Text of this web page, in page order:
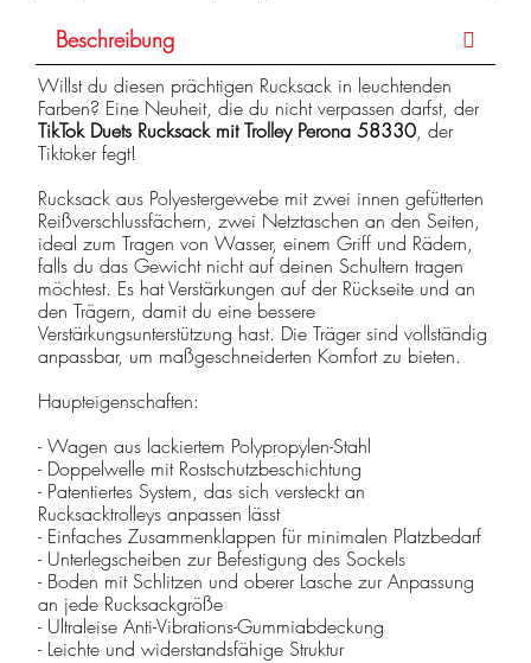
Beschreibung
Willst du diesen prächtigen Rucksack in leuchtenden
Farben? Eine Neuheit, die du nicht verpassen darfst, der
TikTok Duets Rucksack mit Trolley Perona 58330, der
Tiktoker fegt!
Rucksack aus Polyestergewebe mit zwei innen gefütterten
Reißverschlussfächern, zwei Netztaschen an den Seiten,
ideal zum Tragen von Wasser, einem Griff und Rädern,
falls du das Gewicht nicht auf deinen Schultern tragen
möchtest. Es hat Verstärkungen auf der Rückseite und an
den Trägern, damit du eine bessere
Verstärkungsunterstützung hast. Die Träger sind vollständig
anpassbar, um maßgeschneiderten Komfort zu bieten.
Haupteigenschaften:
- Wagen aus lackiertem Polypropylen-Stahl
- Doppelwelle mit Rostschutzbeschichtung
- Patentiertes System, das sich versteckt an
Rucksacktrolleys anpassen lässt
- Einfaches Zusammenklappen für minimalen Platzbedarf
- Unterlegscheiben zur Befestigung des Sockels
- Boden mit Schlitzen und oberer Lasche zur Anpassung
an jede Rucksackgröße
- Ultraleise Anti-Vibrations-Gummiabdeckung
- Leichte und widerstandsfähige Struktur